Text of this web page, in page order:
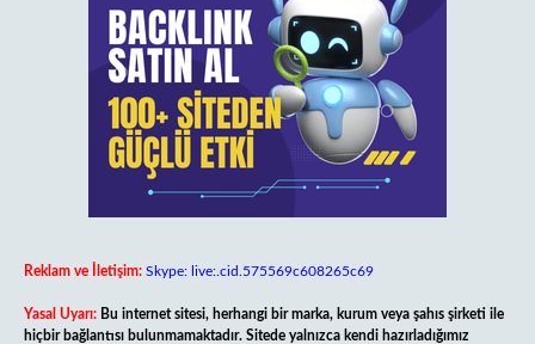
Reklam ve İletişim: Skype: live:.cid.575569c608265c69
Yasal Uyarı: Bu internet sitesi, herhangi bir marka, kurum veya şahıs şirketi ile
hiçbir bağlantısı bulunmamaktadır. Sitede yalnızca kendi hazırladığımız